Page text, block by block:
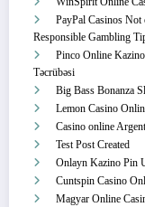
PayPal Casinos
Responsible Gambling
Pinco Online
Təcrübəsi
Big Bass Bonanza
Lemon Casino
Casino online
Test Post Created
Onlayn Kazino Pin
Cuntspin Casino
Magyar Online